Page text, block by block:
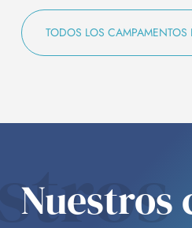
TODOS LOS CAMPAMENTOS
Nuestros